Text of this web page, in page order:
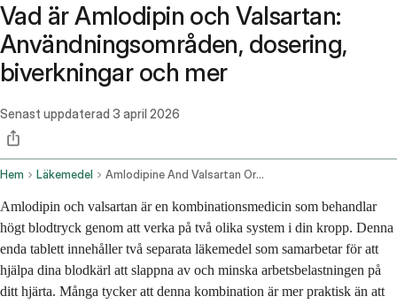
Vad är Amlodipin och Valsartan:
Användningsområden, dosering,
biverkningar och mer
Senast uppdaterad 3 april 2026
Hem Läkemedel Amlodipine And Valsartan Oral Route
Amlodipin och valsartan är en kombinationsmedicin som behandlar
högt blodtryck genom att verka på två olika system i din kropp. Denna
enda tablett innehåller två separata läkemedel som samarbetar för att
hjälpa dina blodkärl att slappna av och minska arbetsbelastningen på
ditt hjärta. Många tycker att denna kombination är mer praktisk än att